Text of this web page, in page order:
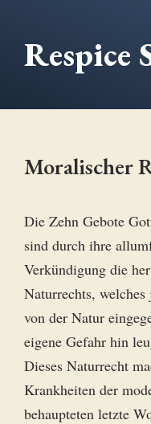
springenRespice
Moralischer
Die Zehn Gebote
sind durch ihre
Verkündigung die
Naturrechts,
von der Natur
eigene Gefahr hin
Dieses Naturrecht
Krankheiten der
behaupteten letzte